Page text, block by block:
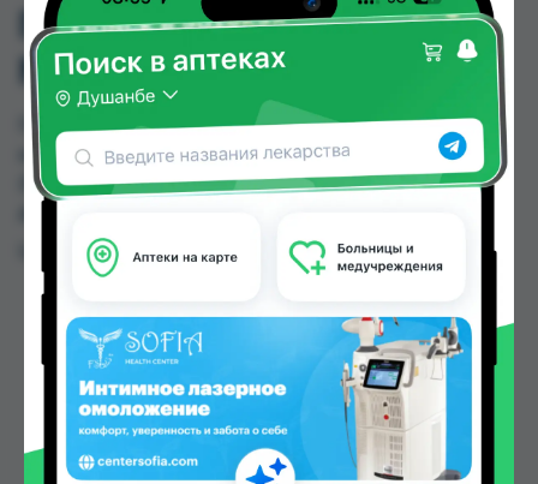
ГАТРОСОФТ ФЛ. 40МГ.
№1
ГАТРОСОФТ ФЛ. 40МГ. №1 можно купить или
заказать в аптеках, Дорухонаи Мадад
(Буратино) по цене от 42.60 TJS в Душанбе и
Цена: от42.60 TJS